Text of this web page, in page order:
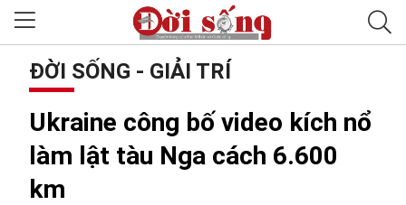
ĐỜI SỐNG - GIẢI TRÍ
Ukraine công bố video kích nổ
làm lật tàu Nga cách 6.600
km